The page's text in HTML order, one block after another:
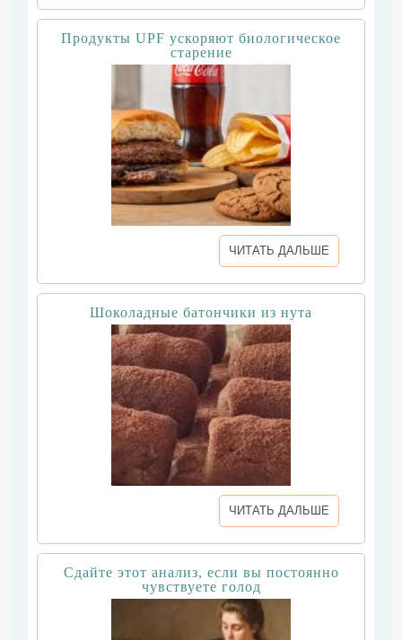
Продукты UPF ускоряют биологическое
старение
ЧИТАТЬ ДАЛЬШЕ
Шоколадные батончики из нута
ЧИТАТЬ ДАЛЬШЕ
Сдайте этот анализ, если вы постоянно
чувствуете голод